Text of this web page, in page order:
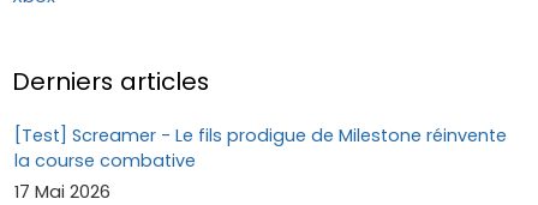
Derniers articles
[Test] Screamer - Le fils prodigue de Milestone réinvente
la course combative
17 Mai 2026